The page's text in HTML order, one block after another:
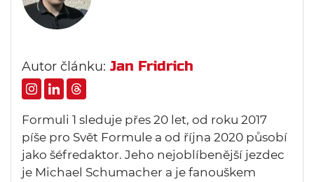
Autor článku: Jan Fridrich
Formuli 1 sleduje přes 20 let, od roku 2017
píše pro Svět Formule a od října 2020 působí
jako šéfredaktor. Jeho nejoblíbenější jezdec
je Michael Schumacher a je fanouškem